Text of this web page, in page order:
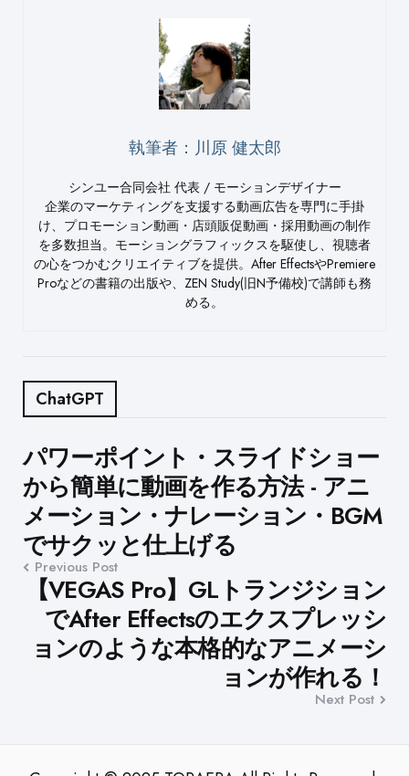
執筆者：川原 健太郎
シンユー合同会社 代表 / モーションデザイナー
企業のマーケティングを支援する動画広告を専門に手掛
け、プロモーション動画・店頭販促動画・採用動画の制作
を多数担当。モーショングラフィックスを駆使し、視聴者
の心をつかむクリエイティブを提供。After EffectsやPremiere
Proなどの書籍の出版や、ZEN Study(旧N予備校)で講師も務
める。
ChatGPT
Post
navigation
パワーポイント・スライドショー
から簡単に動画を作る方法 - アニ
メーション・ナレーション・BGM
でサクッと仕上げる
Previous Post
【VEGAS Pro】GLトランジション
でAfter Effectsのエクスプレッシ
ョンのような本格的なアニメーシ
ョンが作れる！
Next Post